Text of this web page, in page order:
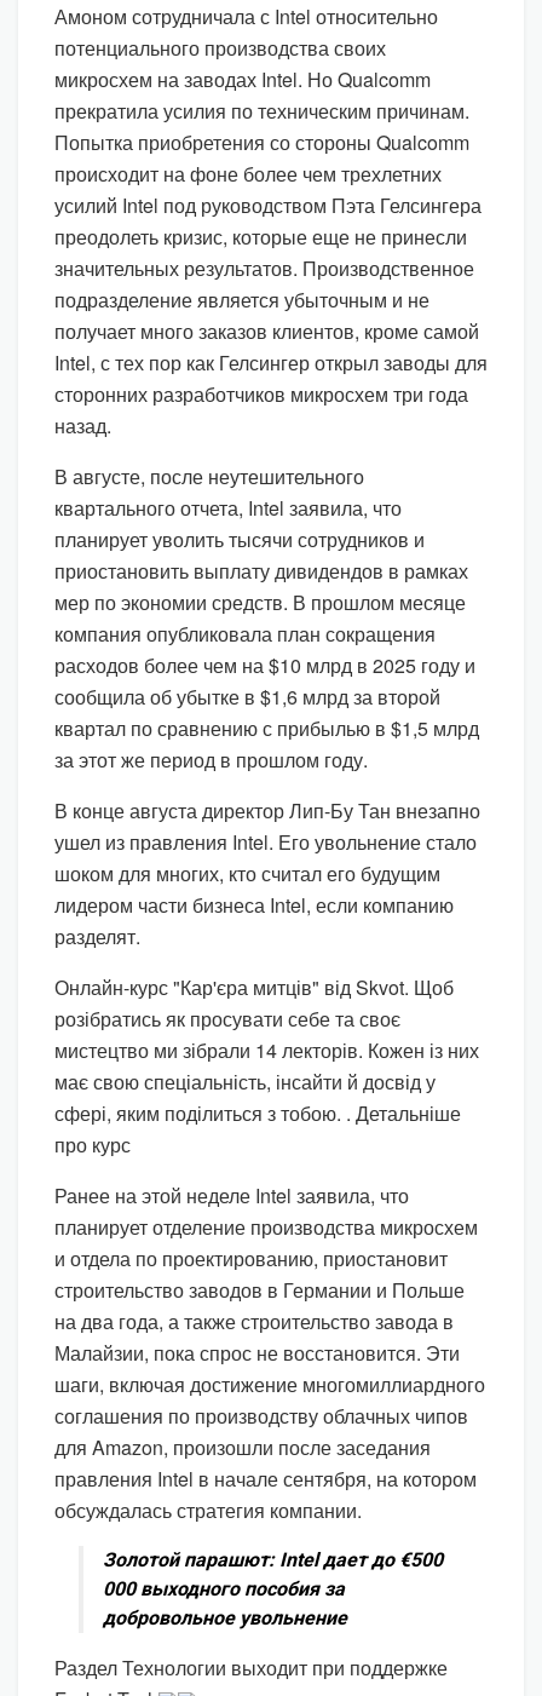
Амоном сотрудничала с Intel относительно
потенциального производства своих
микросхем на заводах Intel. Но Qualcomm
прекратила усилия по техническим причинам.
Попытка приобретения со стороны Qualcomm
происходит на фоне более чем трехлетних
усилий Intel под руководством Пэта Гелсингера
преодолеть кризис, которые еще не принесли
значительных результатов. Производственное
подразделение является убыточным и не
получает много заказов клиентов, кроме самой
Intel, с тех пор как Гелсингер открыл заводы для
сторонних разработчиков микросхем три года
назад.
В августе, после неутешительного
квартального отчета, Intel заявила, что
планирует уволить тысячи сотрудников и
приостановить выплату дивидендов в рамках
мер по экономии средств. В прошлом месяце
компания опубликовала план сокращения
расходов более чем на $10 млрд в 2025 году и
сообщила об убытке в $1,6 млрд за второй
квартал по сравнению с прибылью в $1,5 млрд
за этот же период в прошлом году.
В конце августа директор Лип-Бу Тан внезапно
ушел из правления Intel. Его увольнение стало
шоком для многих, кто считал его будущим
лидером части бизнеса Intel, если компанию
разделят.
Онлайн-курс "Кар'єра митців" від Skvot. Щоб
розібратись як просувати себе та своє
мистецтво ми зібрали 14 лекторів. Кожен із них
має свою спеціальність, інсайти й досвід у
сфері, яким поділиться з тобою. . Детальніше
про курс
Ранее на этой неделе Intel заявила, что
планирует отделение производства микросхем
и отдела по проектированию, приостановит
строительство заводов в Германии и Польше
на два года, а также строительство завода в
Малайзии, пока спрос не восстановится. Эти
шаги, включая достижение многомиллиардного
соглашения по производству облачных чипов
для Amazon, произошли после заседания
правления Intel в начале сентября, на котором
обсуждалась стратегия компании.
Золотой парашют: Intel дает до €500
000 выходного пособия за
добровольное увольнение
Раздел Технологии выходит при поддержке